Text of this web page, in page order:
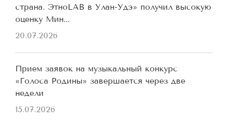
страна. ЭтноLAB в Улан-Удэ» получил высокую
оценку Мин...
20.07.2026
Прием заявок на музыкальный конкурс
«Голоса Родины» завершается через две
недели
15.07.2026